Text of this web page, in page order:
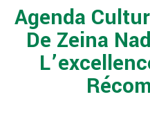
Agenda
De Zeina